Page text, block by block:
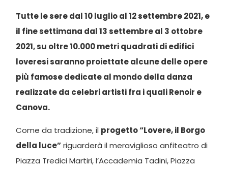
Tutte le sere dal 10 luglio al 12 settembre 2021, e
il fine settimana dal 13 settembre al 3 ottobre
2021, su oltre 10.000 metri quadrati di edifici
loveresi saranno proiettate alcune delle opere
più famose dedicate al mondo della danza
realizzate da celebri artisti fra i quali Renoir e
Canova.
Come da tradizione, il progetto “Lovere, il Borgo
della luce”riguarderà il meraviglioso anfiteatro di
Piazza Tredici Martiri, l’Accademia Tadini, Piazza